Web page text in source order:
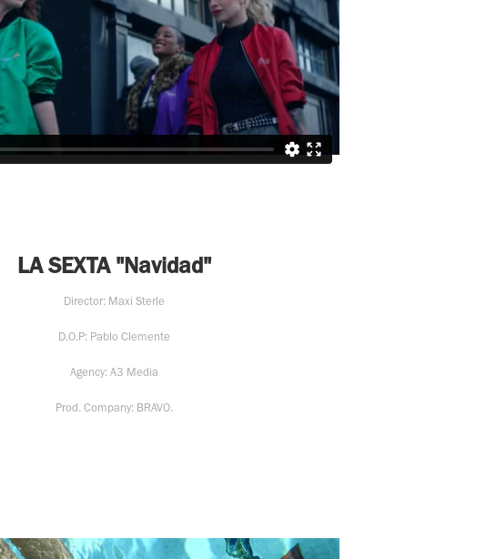
LA SEXTA "Navidad"
Director: Maxi Sterle
D.O.P: Pablo Clemente
Agency: A3 Media
Prod. Company: BRAVO.